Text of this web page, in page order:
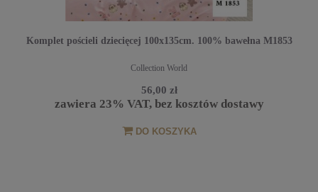
Komplet pościeli dziecięcej 100x135cm. 100% bawełna M1853
Collection World
56,00 zł
zawiera 23% VAT, bez kosztów dostawy
DO KOSZYKA